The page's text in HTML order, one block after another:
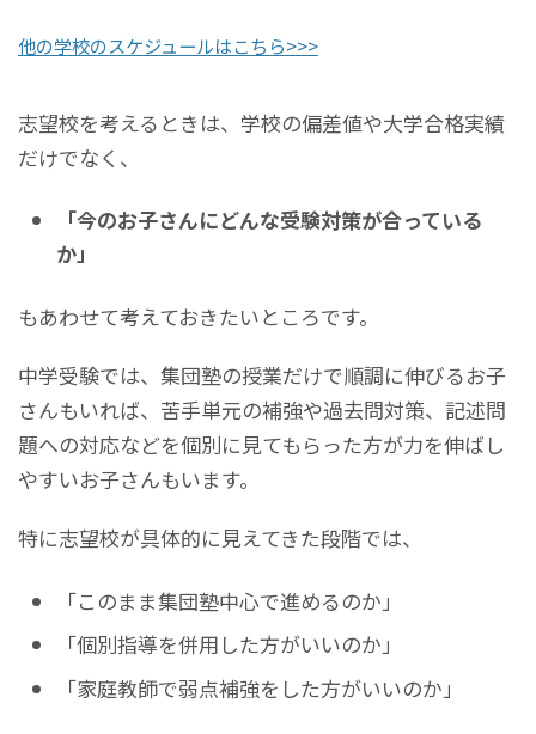
他の学校のスケジュールはこちら>>>
志望校を考えるときは、学校の偏差値や大学合格実績
だけでなく、
「今のお子さんにどんな受験対策が合っている
か」
もあわせて考えておきたいところです。
中学受験では、集団塾の授業だけで順調に伸びるお子
さんもいれば、苦手単元の補強や過去問対策、記述問
題への対応などを個別に見てもらった方が力を伸ばし
やすいお子さんもいます。
特に志望校が具体的に見えてきた段階では、
「このまま集団塾中心で進めるのか」
「個別指導を併用した方がいいのか」
「家庭教師で弱点補強をした方がいいのか」